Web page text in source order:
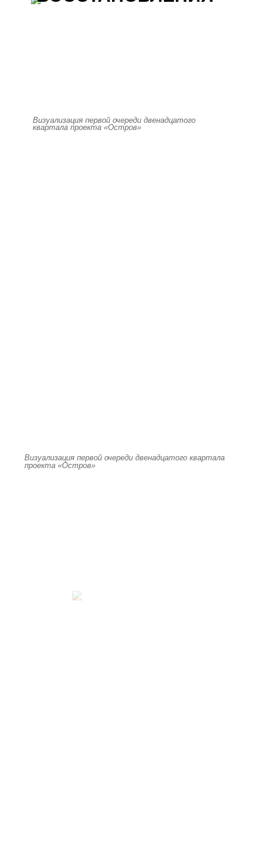
Визуализация первой очереди двенадцатого
квартала проекта «Остров»
Визуализация первой очереди двенадцатого квартала
проекта «Остров»